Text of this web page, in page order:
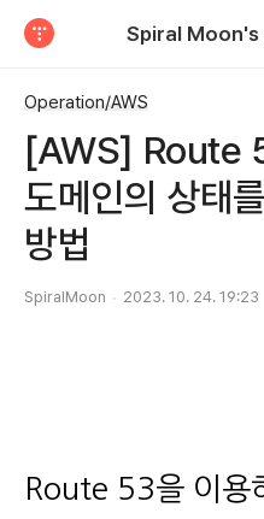
Operation/AWS
[AWS] Route
도메인의 상태
방법
SpiralMoon 2023. 10. 24. 19:23
Route 53을 이용